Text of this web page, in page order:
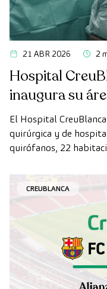
21 ABR 2026 2
Hospital
inaugura su
hospitalización
El Hospital
quirúrgica y de
quirófanos, 22
CREUBLANCA